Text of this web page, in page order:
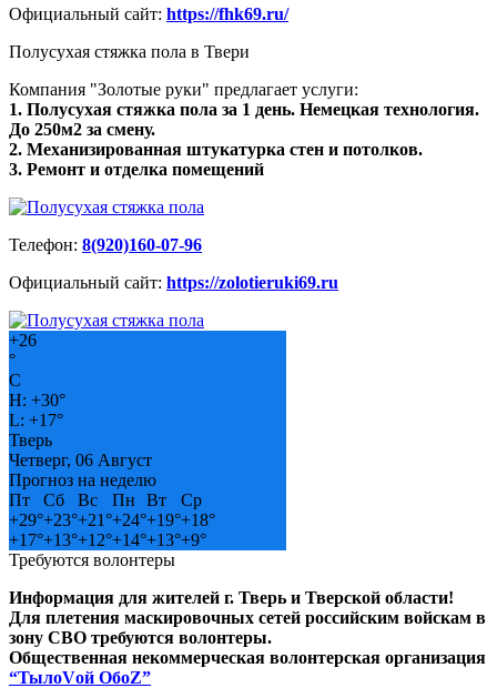
Официальный сайт: https://fhk69.ru/
Полусухая стяжка пола в Твери
Компания "Золотые руки" предлагает услуги:
1. Полусухая стяжка пола за 1 день. Немецкая технология.
До 250м2 за смену.
2. Механизированная штукатурка стен и потолков.
3. Ремонт и отделка помещений
Телефон: 8(920)160-07-96
Официальный сайт: https://zolotieruki69.ru
+26
°
C
H: +30°
L: +17°
Тверь
Четверг, 06 Август
Прогноз на неделю
Пт
Сб Вс Пн Вт
Ср
+29°+23°+21°+24°+19°+18°
+17°+13°+12°+14°+13°+9°
Требуются волонтеры
Информация для жителей г. Тверь и Тверской области!
Для плетения маскировочных сетей российским войскам в
зону СВО требуются волонтеры.
Общественная некоммерческая волонтерская организация
“ТылоVой ОбоZ”